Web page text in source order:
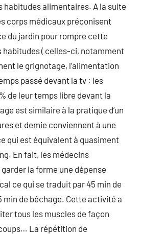
habitudes alimentaires. A la suite
corps médicaux préconisent
du jardin pour rompre cette
habitudes ( celles-ci, notamment
le grignotage, l’alimentation
passé devant la tv : les
de leur temps libre devant la
est similaire à la pratique d’un
et demie conviennent à une
qui est équivalent à quasiment
En fait, les médecins
la forme une dépense
ce qui se traduit par 45 min de
min de bêchage. Cette activité a
tous les muscles de façon
La répétition de